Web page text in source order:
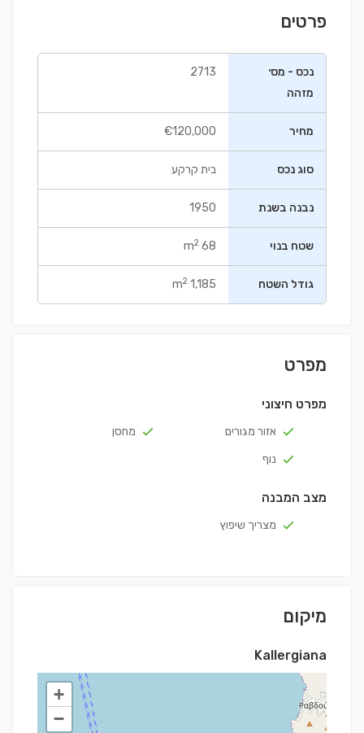
פרטים
נכס - מס׳
מזהה
2713
מחיר €120,000
סוג נכס בית קרקע
נבנה בשנת 1950
שטח בנוי 68 m
2
גודל השטח 1,185 m
2
מפרט
מפרט חיצוני
אזור מגורים
מחסן
נוף
מצב המבנה
מצריך שיפוץ
מיקום
Kallergiana
+
−